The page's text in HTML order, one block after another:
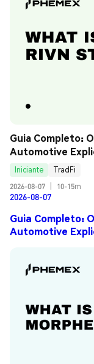
Guia Completo:
Automotive
Iniciante
TradFi
2026-08-07
10-15m
2026-08-07
Guia Completo:
Automotive